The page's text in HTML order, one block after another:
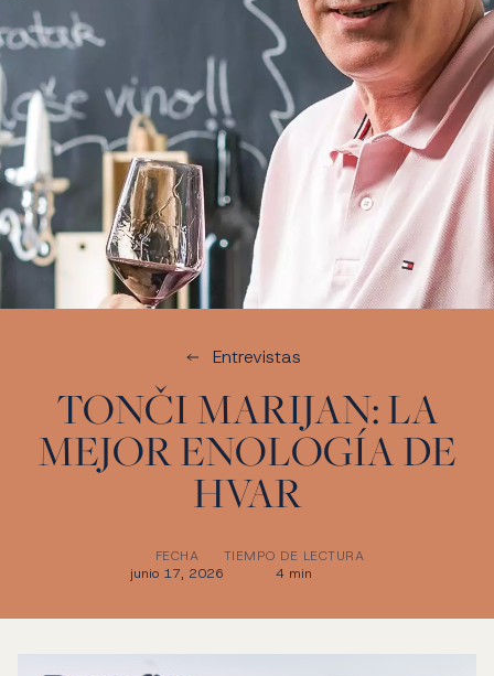
Entrevistas
TONČI MARIJAN: LA
MEJOR ENOLOGÍA DE
HVAR
FECHA
junio 17, 2026
TIEMPO DE LECTURA
4 min